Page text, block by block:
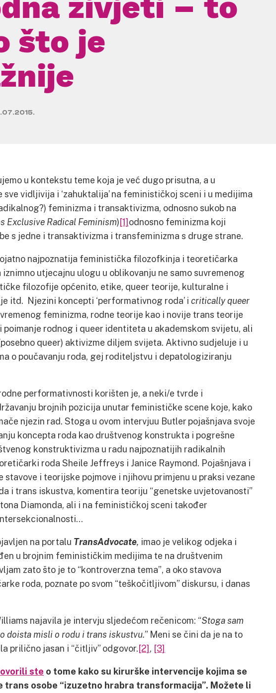
što je
u kontekstu teme koja je već dugo prisutna, a u
vidljivija i ‘zahuktalija’ na feminističkoj sceni i u medijima
feminizma i transaktivizma, odnosno sukob na
Exclusive Radical Feminism)[1]odnosno feminizma koji
s jedne i transaktivizma i transfeminizma s druge strane.
najpoznatija feministička filozofkinja i teoretičarka
utjecajnu ulogu u oblikovanju ne samo suvremenog
filozofije općenito, etike, queer teorije, kulturalne i
itd. Njezini koncepti ‘performativnog roda’ i critically queer
feminizma, rodne teorije kao i novije trans teorije
rodnog i queer identiteta u akademskom svijetu, ali
queer) aktivizme diljem svijeta. Aktivno sudjeluje i u
o poučavanju roda, gej roditeljstvu i depatologiziranju
performativnosti korišten je, a neki/e tvrde i
brojnih pozicija unutar feminističke scene koje, kako
njezin rad. Stoga u ovom intervjuu Butler pojašnjava svoje
koncepta roda kao društvenog konstrukta i pogrešne
konstruktivizma u radu najpoznatijih radikalnih
roda Sheile Jeffreys i Janice Raymond. Pojašnjava i
stavove i teorijske pojmove i njihovu primjenu u praksi vezane
i trans iskustva, komentira teoriju “genetske uvjetovanosti”
Diamonda, ali i na feminističkoj sceni također
na portalu TransAdvocate, imao je velikog odjeka i
u brojnim feminističkim medijima te na društvenim
zato što je to “kontroverzna tema”, a oko stavova
roda, poznate po svom “teškočitljivom” diskursu, i danas
najavila je intervju sljedećom rečenicom: “Stoga sam
doista misli o rodu i trans iskustvu.” Meni se čini da je na to
prilično jasan i “čitljiv” odgovor.[2], [3]
ste o tome kako su kirurške intervencije kojima se
trans osobe “izuzetno hrabra transformacija”. Možete li